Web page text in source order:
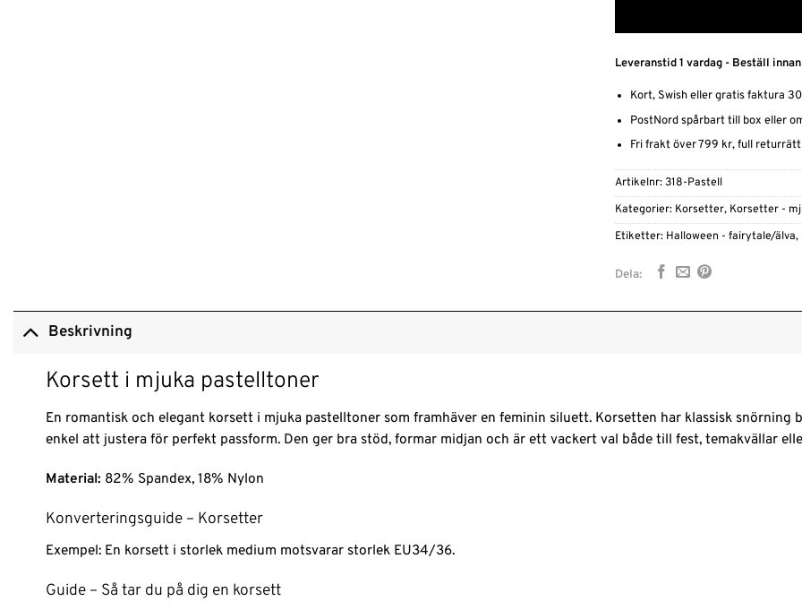
Leveranstid 1 vardag - Beställ
Kort, Swish eller gratis faktura
PostNord spårbart till box eller
Fri frakt över 799 kr, full
Artikelnr:318-Pastell
Kategorier: Korsetter, Korsetter -
Etiketter: Halloween - fairytale/älva,
Dela:
Beskrivning
Korsett i mjuka pastelltoner
En romantisk och elegant korsett i mjuka pastelltoner som framhäver en feminin siluett. Korsetten har klassisk
enkel att justera för perfekt passform. Den ger bra stöd, formar midjan och är ett vackert val både till fest, temakvällar
Material: 82% Spandex, 18% Nylon
Konverteringsguide – Korsetter
Exempel: En korsett i storlek medium motsvarar storlek EU34/36.
Guide – Så tar du på dig en korsett